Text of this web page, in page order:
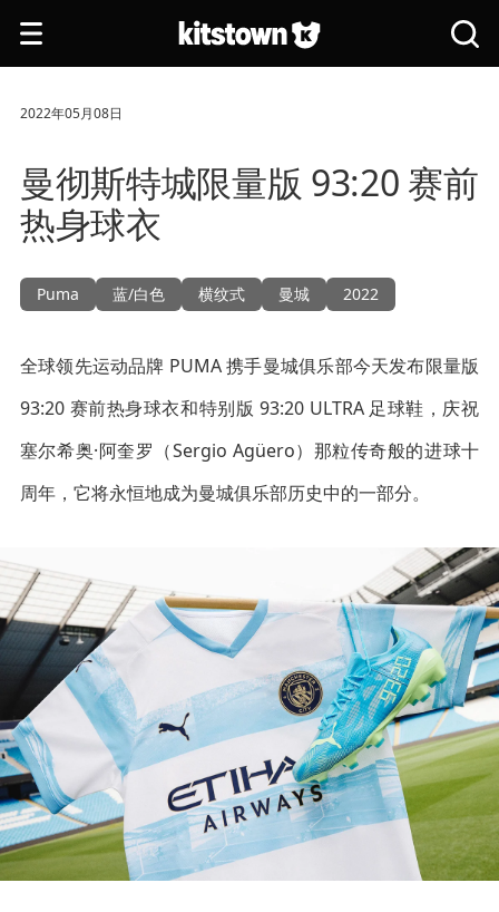
打
开
航
搜
索
2022年05月08日
曼彻斯特城限量版 93:20 赛前
热身球衣
Puma 蓝/白色 横纹式 曼城 2022
全球领先运动品牌 PUMA 携手曼城俱乐部今天发布限量版
93:20 赛前热身球衣和特别版 93:20 ULTRA 足球鞋，庆祝
塞尔希奥·阿奎罗（Sergio Agüero）那粒传奇般的进球十
周年，它将永恒地成为曼城俱乐部历史中的一部分。